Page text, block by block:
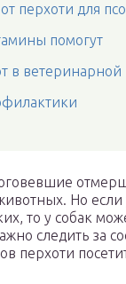
перхоти для
помогут
в
Но если
то у собак
следить за
перхоти